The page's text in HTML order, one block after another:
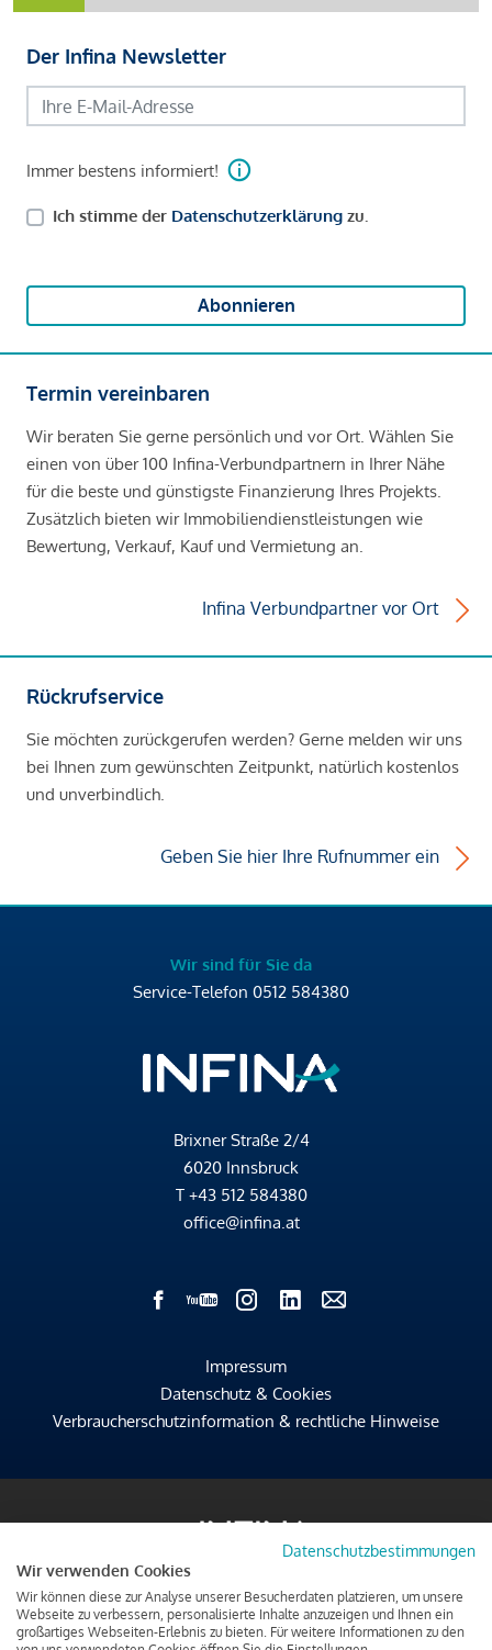
Der Infina Newsletter
Immer bestens informiert!
Ich stimme der Datenschutzerklärung zu.
Abonnieren
Termin vereinbaren
Wir beraten Sie gerne persönlich und vor Ort. Wählen Sie
einen von über 100 Infina-Verbundpartnern in Ihrer Nähe
für die beste und günstigste Finanzierung Ihres Projekts.
Zusätzlich bieten wir Immobiliendienstleistungen wie
Bewertung, Verkauf, Kauf und Vermietung an.
Infina Verbundpartner vor Ort
Rückrufservice
Sie möchten zurückgerufen werden? Gerne melden wir uns
bei Ihnen zum gewünschten Zeitpunkt, natürlich kostenlos
und unverbindlich.
Geben Sie hier Ihre Rufnummer ein
Wir sind für Sie da
Service-Telefon 0512 584380
Brixner Straße 2/4
6020 Innsbruck
T +43 512 584380
office@infina.at
Impressum
Datenschutz & Cookies
Verbraucherschutzinformation & rechtliche Hinweise
Datenschutzbestimmungen
Wir verwenden Cookies
Wir können diese zur Analyse unserer Besucherdaten platzieren, um unsere
Webseite zu verbessern, personalisierte Inhalte anzuzeigen und Ihnen ein
großartiges Webseiten-Erlebnis zu bieten. Für weitere Informationen zu den